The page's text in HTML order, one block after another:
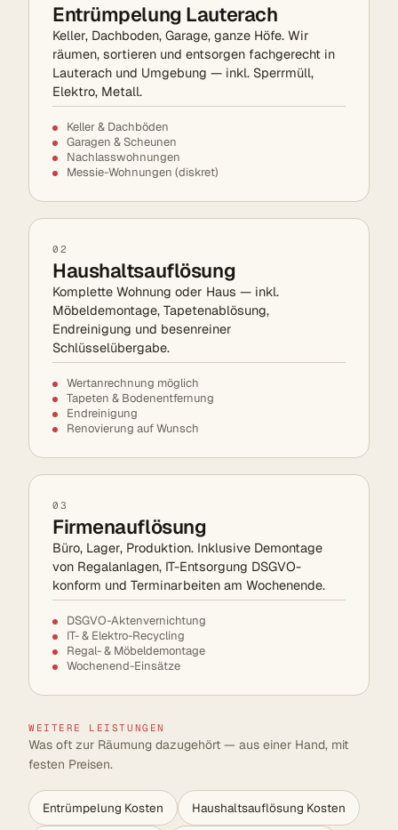
Entrümpelung Lauterach
Keller, Dachboden, Garage, ganze Höfe. Wir
räumen, sortieren und entsorgen fachgerecht in
Lauterach und Umgebung — inkl. Sperrmüll,
Elektro, Metall.
Keller & Dachböden
Garagen & Scheunen
Nachlasswohnungen
Messie-Wohnungen (diskret)
02
Haushaltsauflösung
Komplette Wohnung oder Haus — inkl.
Möbeldemontage, Tapetenablösung,
Endreinigung und besenreiner
Schlüsselübergabe.
Wertanrechnung möglich
Tapeten & Bodenentfernung
Endreinigung
Renovierung auf Wunsch
03
Firmenauflösung
Büro, Lager, Produktion. Inklusive Demontage
von Regalanlagen, IT-Entsorgung DSGVO-
konform und Terminarbeiten am Wochenende.
DSGVO-Aktenvernichtung
IT- & Elektro-Recycling
Regal- & Möbeldemontage
Wochenend-Einsätze
WEITERE LEISTUNGEN
Was oft zur Räumung dazugehört — aus einer Hand, mit
festen Preisen.
Entrümpelung Kosten Haushaltsauflösung Kosten